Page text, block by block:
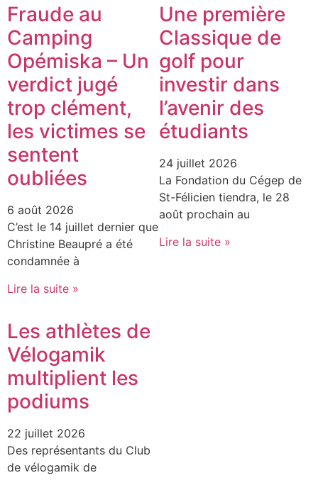
Fraude au
Camping
Opémiska – Un
verdict jugé
trop clément,
les victimes se
sentent
oubliées
6 août 2026
C’est le 14 juillet dernier que
Christine Beaupré a été
condamnée à
Lire la suite »
Une première
Classique de
golf pour
investir dans
l’avenir des
étudiants
24 juillet 2026
La Fondation du Cégep de
St-Félicien tiendra, le 28
août prochain au
Lire la suite »
Les athlètes de
Vélogamik
multiplient les
podiums
22 juillet 2026
Des représentants du Club
de vélogamik de